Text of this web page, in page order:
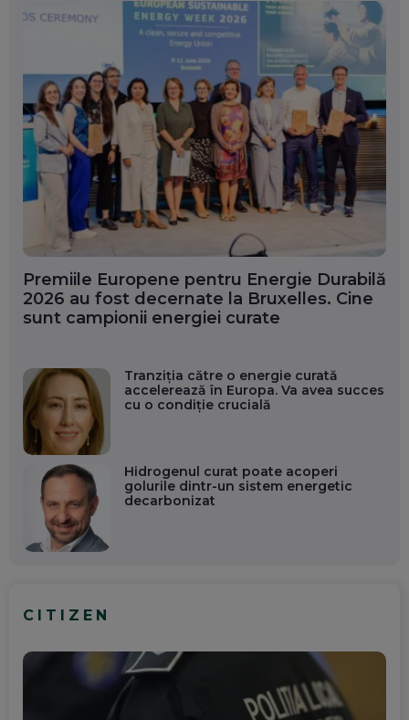
Premiile Europene pentru Energie Durabilă
2026 au fost decernate la Bruxelles. Cine
sunt campionii energiei curate
Tranziția către o energie curată
accelerează în Europa. Va avea succes
cu o condiție crucială
Hidrogenul curat poate acoperi
golurile dintr-un sistem energetic
decarbonizat
CITIZEN